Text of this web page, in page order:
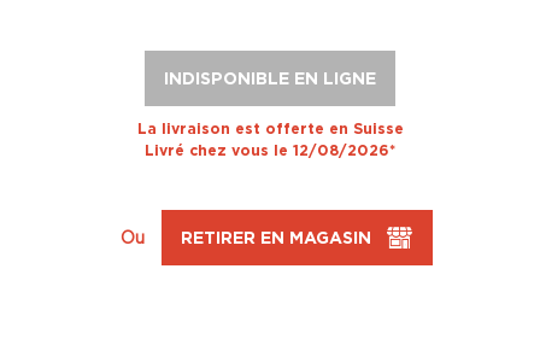
INDISPONIBLE EN LIGNE
La livraison est offerte en Suisse
Livré chez vous le 12/08/2026*
Ou RETIRER EN MAGASIN